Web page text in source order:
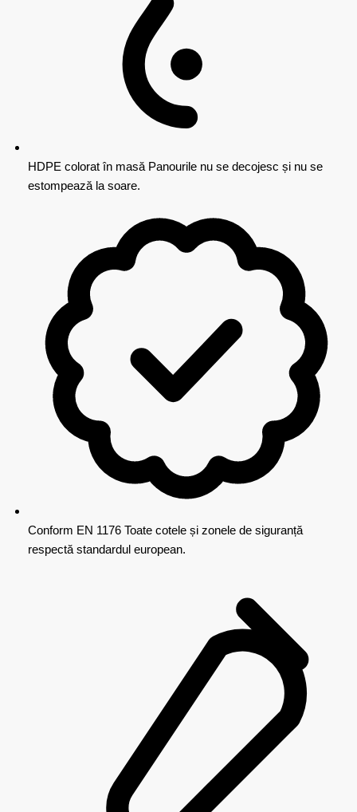
HDPE colorat în masă Panourile nu se decojesc și nu se
estompează la soare.
Conform EN 1176 Toate cotele și zonele de siguranță
respectă standardul european.